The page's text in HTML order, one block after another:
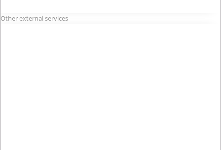
Other external services